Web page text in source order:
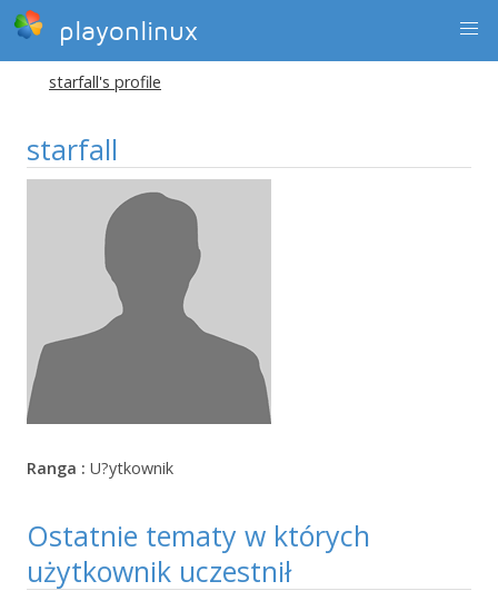
playonlinux
starfall's profile
starfall
Ranga : U?ytkownik
Ostatnie tematy w których
użytkownik uczestnił